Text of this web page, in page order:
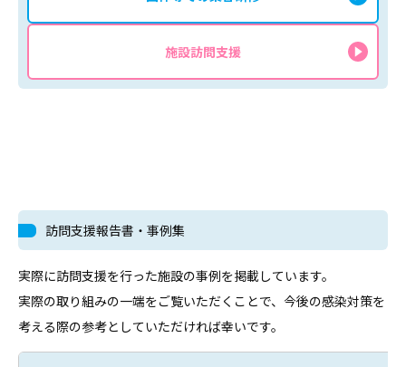
施設訪問支援
訪問支援報告書・事例集
実際に訪問支援を行った施設の事例を掲載しています。
実際の取り組みの一端をご覧いただくことで、今後の感染対策を
考える際の参考としていただければ幸いです。